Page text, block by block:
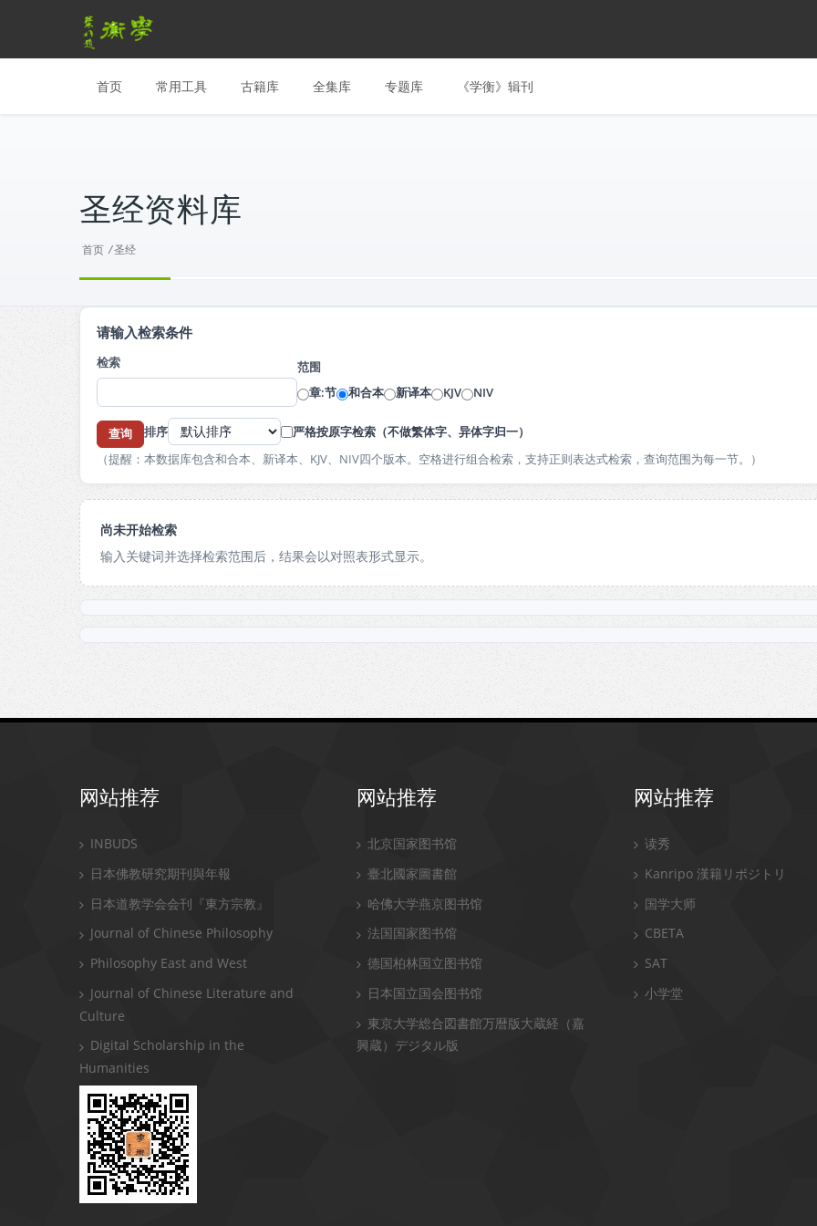
首页 常用工具 古籍库 全集库 专题库 《学衡》辑刊
圣经资料库
首页 /圣经
请输入检索条件
检索
范围
章:节
和合本 新译本 KJV NIV
排序
严格按原字检索（不做繁体字、异体字归一）
（提醒：本数据库包含和合本、新译本、KJV、NIV四个版本。空格进行组合检索，支持正则表达式检索，查询范围为每一节。）
尚未开始检索
输入关键词并选择检索范围后，结果会以对照表形式显示。
网站推荐
INBUDS
日本佛教研究期刊與年報
日本道教学会会刊『東方宗教』
Journal of Chinese Philosophy
Philosophy East and West
Journal of Chinese Literature and
Culture
Digital Scholarship in the
Humanities
网站推荐
北京国家图书馆
臺北國家圖書館
哈佛大学燕京图书馆
法国国家图书馆
德国柏林国立图书馆
日本国立国会图书馆
東京大学総合図書館万暦版大蔵経（嘉
興蔵）デジタル版
网站推荐
读秀
Kanripo 漢籍リポジトリ
国学大师
CBETA
SAT
小学堂